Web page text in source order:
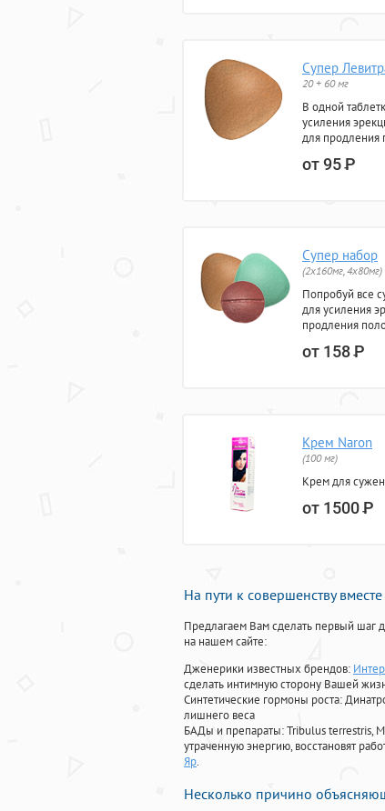
Супер
20 + 60 мг
В одной
усиления
для продления
от 95Р
Супер набор
(2х160мг, 4х80мг)
Попробуй все
для усиления
продления
от 158Р
Крем Naron
(100 мг)
Крем для
от 1500Р
На пути к совершенству
Предлагаем Вам сделать первый шаг
на нашем сайте:
Дженерики известных брендов:
сделать интимную сторону Вашей
Синтетические гормоны роста:
лишнего веса
БАДы и препараты:Tribulus terrestris,
утраченную энергию, восстановят
Яр.
Несколько причино